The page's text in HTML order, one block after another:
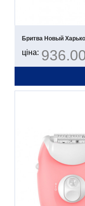
Бритва Новый
ціна: